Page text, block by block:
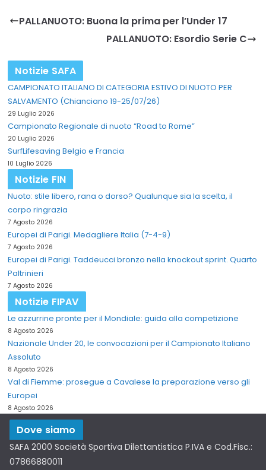
PALLANUOTO: Buona la prima per l’Under 17
PALLANUOTO: Esordio Serie C
Notizie SAFA
CAMPIONATO ITALIANO DI CATEGORIA ESTIVO DI NUOTO PER
SALVAMENTO (Chianciano 19-25/07/26)
29 Luglio 2026
Campionato Regionale di nuoto “Road to Rome”
20 Luglio 2026
SurfLifesaving Belgio e Francia
10 Luglio 2026
Notizie FIN
Nuoto: stile libero, rana o dorso? Qualunque sia la scelta, il
corpo ringrazia
7 Agosto 2026
Europei di Parigi. Medagliere Italia (7-4-9)
7 Agosto 2026
Europei di Parigi. Taddeucci bronzo nella knockout sprint. Quarto
Paltrinieri
7 Agosto 2026
Notizie FIPAV
Le azzurrine pronte per il Mondiale: guida alla competizione
8 Agosto 2026
Nazionale Under 20, le convocazioni per il Campionato Italiano
Assoluto
8 Agosto 2026
Val di Fiemme: prosegue a Cavalese la preparazione verso gli
Europei
8 Agosto 2026
Dove siamo
SAFA 2000 Società Sportiva Dilettantistica P.IVA e Cod.Fisc.:
07866880011